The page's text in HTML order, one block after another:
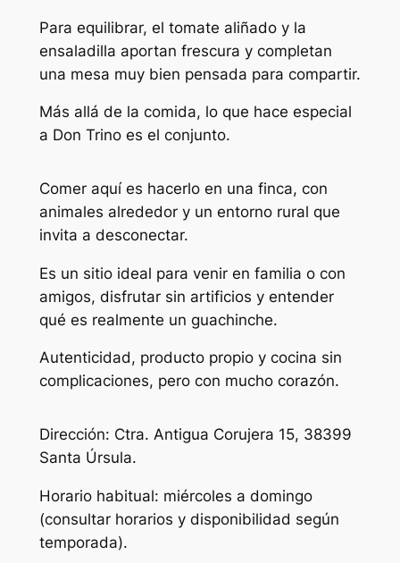
Para equilibrar, el tomate aliñado y la
ensaladilla aportan frescura y completan
una mesa muy bien pensada para compartir.
Más allá de la comida, lo que hace especial
a Don Trino es el conjunto.
Comer aquí es hacerlo en una finca, con
animales alrededor y un entorno rural que
invita a desconectar.
Es un sitio ideal para venir en familia o con
amigos, disfrutar sin artificios y entender
qué es realmente un guachinche.
Autenticidad, producto propio y cocina sin
complicaciones, pero con mucho corazón.
Dirección: Ctra. Antigua Corujera 15, 38399
Santa Úrsula.
Horario habitual: miércoles a domingo
(consultar horarios y disponibilidad según
temporada).